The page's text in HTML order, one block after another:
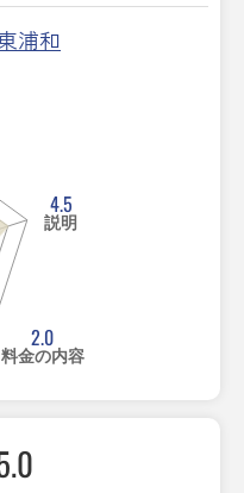
浦和
4.5
説明
2.0
料金の内容